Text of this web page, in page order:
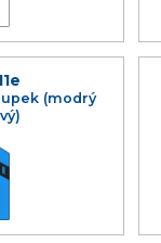
(modrý